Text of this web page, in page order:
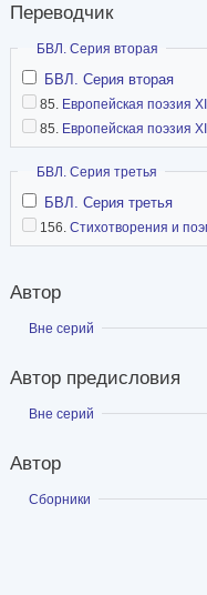
Переводчик
Скрыть
БВЛ. Серия вторая
БВЛ. Серия вторая
85. Европейская поэзия
85. Европейская поэзия
Скрыть
БВЛ. Серия третья
БВЛ. Серия третья
156. Стихотворения и
Автор
Показать
Вне серий
Автор предисловия
Показать
Вне серий
Автор
Показать
Сборники